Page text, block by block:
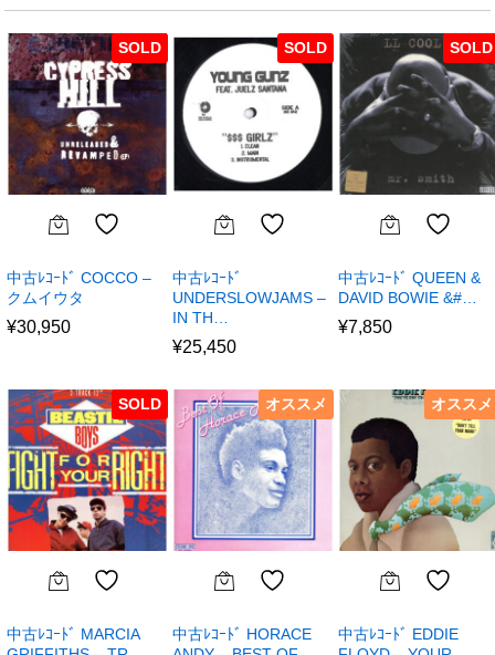
SOLD
中古ﾚｺｰﾄﾞ COCCO –
クムイウタ
¥30,950
SOLD
中古ﾚｺｰﾄﾞ
UNDERSLOWJAMS –
IN TH…
¥25,450
SOLD
中古ﾚｺｰﾄﾞ QUEEN &
DAVID BOWIE &#…
¥7,850
SOLD
中古ﾚｺｰﾄﾞ MARCIA
オススメ
中古ﾚｺｰﾄﾞ HORACE
オススメ
中古ﾚｺｰﾄﾞ EDDIE